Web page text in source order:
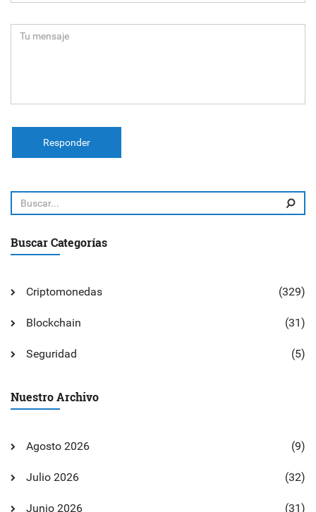
Responder
Buscar Categorías
Criptomonedas (329)
Blockchain (31)
Seguridad (5)
Nuestro Archivo
Agosto 2026 (9)
Julio 2026 (32)
Junio 2026 (31)